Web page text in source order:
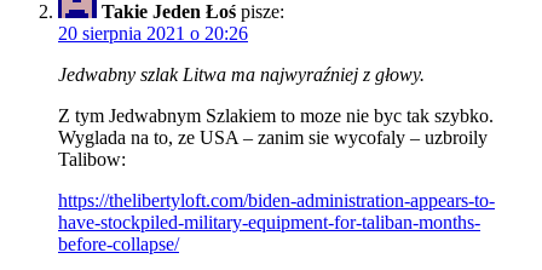
Takie Jeden Łoś pisze:
20 sierpnia 2021 o 20:26
Jedwabny szlak Litwa ma najwyraźniej z głowy.
Z tym Jedwabnym Szlakiem to moze nie byc tak szybko.
Wyglada na to, ze USA – zanim sie wycofaly – uzbroily
Talibow:
https://thelibertyloft.com/biden-administration-appears-to-
have-stockpiled-military-equipment-for-taliban-months-
before-collapse/